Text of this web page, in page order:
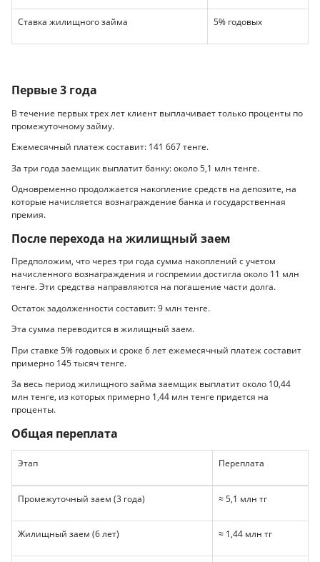
Ставка жилищного займа 5% годовых
Первые 3 года
В течение первых трех лет клиент выплачивает только проценты по
промежуточному займу.
Ежемесячный платеж составит: 141 667 тенге.
За три года заемщик выплатит банку: около 5,1 млн тенге.
Одновременно продолжается накопление средств на депозите, на
которые начисляется вознаграждение банка и государственная
премия.
После перехода на жилищный заем
Предположим, что через три года сумма накоплений с учетом
начисленного вознаграждения и госпремии достигла около 11 млн
тенге. Эти средства направляются на погашение части долга.
Остаток задолженности составит: 9 млн тенге.
Эта сумма переводится в жилищный заем.
При ставке 5% годовых и сроке 6 лет ежемесячный платеж составит
примерно 145 тысяч тенге.
За весь период жилищного займа заемщик выплатит около 10,44
млн тенге, из которых примерно 1,44 млн тенге придется на
проценты.
Общая переплата
Этап Переплата
Промежуточный заем (3 года) ≈ 5,1 млн тг
Жилищный заем (6 лет) ≈ 1,44 млн тг